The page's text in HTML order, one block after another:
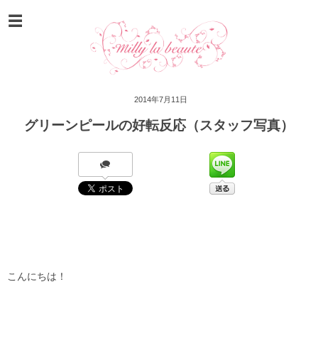
2014年7月11日
グリーンピールの好転反応（スタッフ写真）
こんにちは！